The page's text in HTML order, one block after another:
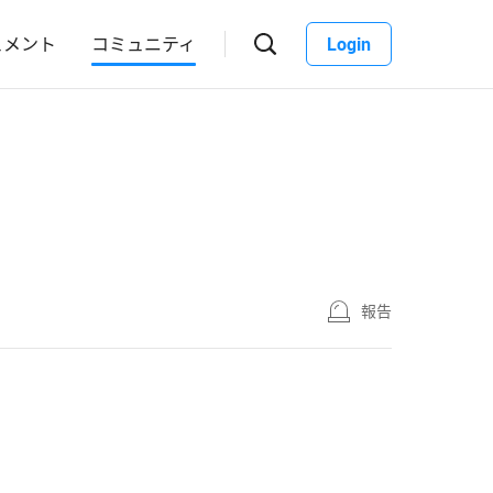
ント コミュニティ Login
報告